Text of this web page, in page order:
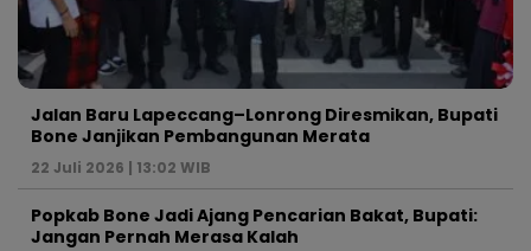
Jalan Baru Lapeccang–Lonrong Diresmikan, Bupati
Bone Janjikan Pembangunan Merata
22 Juli 2026 | 13:02 WIB
Popkab Bone Jadi Ajang Pencarian Bakat, Bupati:
Jangan Pernah Merasa Kalah